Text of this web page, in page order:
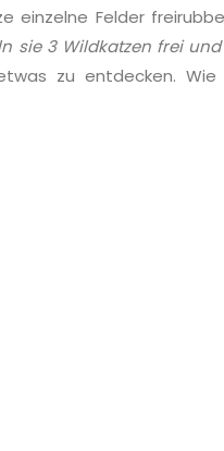
Felder
sie 3 Wildkatzen frei
zu entdecken.